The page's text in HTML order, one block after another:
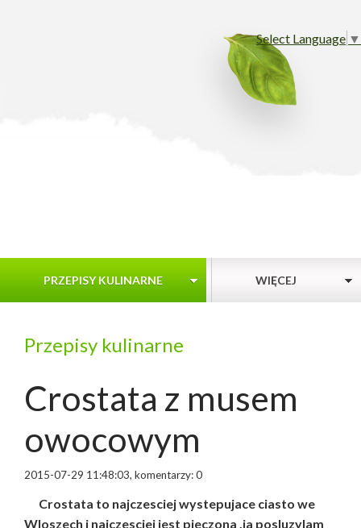
Select Language ▼
PRZEPISY KULINARNE WIĘCEJ
Przepisy kulinarne
Crostata z musem
owocowym
2015-07-29 11:48:03, komentarzy: 0
Crostata to najczesciej wystepujace ciasto we
Wloszech i najczesciej jest pieczona ,ja posluzylam